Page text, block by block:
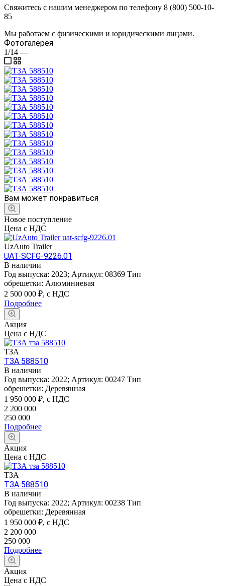
Свяжитесь с нашим менеджером по телефону 8 (800) 500-10-
85
Мы работаем с физическими и юридическими лицами.
Фотогалерея
1/14 —
Вам может понравиться
Новое поступление
Цена с НДС
UzAuto Trailer
UAT-SCFG-9226.01
В наличии
Год выпуска: 2023; Артикул: 08369 Тип
обрешетки: Алюминиевая
2 500 000 ₽, с НДС
Подробнее
Акция
Цена с НДС
ТЗА
ТЗА 588510
В наличии
Год выпуска: 2022; Артикул: 00247 Тип
обрешетки: Деревянная
1 950 000 ₽, с НДС
2 200 000
250 000
Подробнее
Акция
Цена с НДС
ТЗА
ТЗА 588510
В наличии
Год выпуска: 2022; Артикул: 00238 Тип
обрешетки: Деревянная
1 950 000 ₽, с НДС
2 200 000
250 000
Подробнее
Акция
Цена с НДС